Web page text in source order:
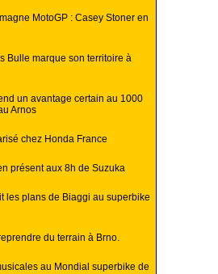
MotoGP : Casey Stoner en
Bulle marque son territoire à
un avantage certain au 1000
Arnos
chez Honda France
présent aux 8h de Suzuka
les plans de Biaggi au superbike
du terrain à Brno.
au Mondial superbike de